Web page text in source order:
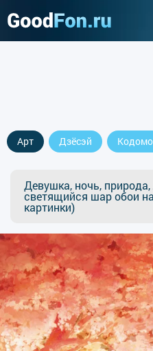
Арт Дзёсэй Кодомо
Девушка, ночь, природа,
светящийся шар обои
картинки)